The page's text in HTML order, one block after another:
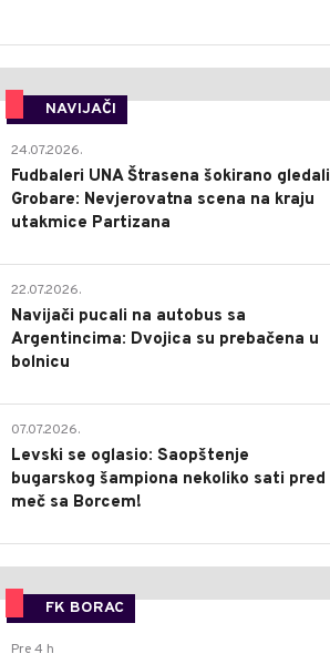
NAVIJAČI
24.07.2026.
Fudbaleri UNA Štrasena šokirano gledali
Grobare: Nevjerovatna scena na kraju
utakmice Partizana
22.07.2026.
Navijači pucali na autobus sa
Argentincima: Dvojica su prebačena u
bolnicu
07.07.2026.
Levski se oglasio: Saopštenje
bugarskog šampiona nekoliko sati pred
meč sa Borcem!
FK BORAC
Pre 4 h